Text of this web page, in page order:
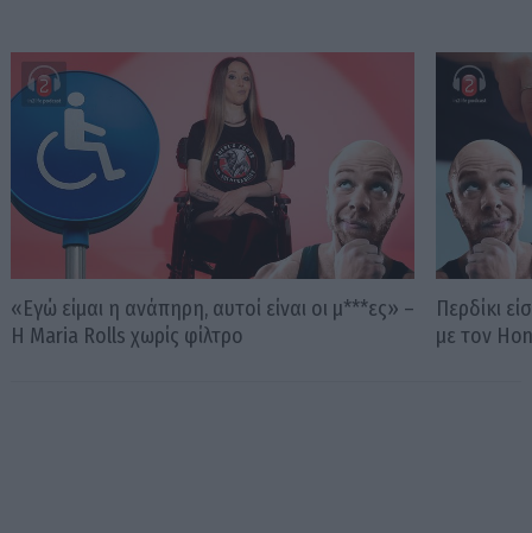
«Εγώ είμαι η ανάπηρη, αυτοί είναι οι μ***ες» –
Η Maria Rolls χωρίς φίλτρο
Περδίκι
με τον